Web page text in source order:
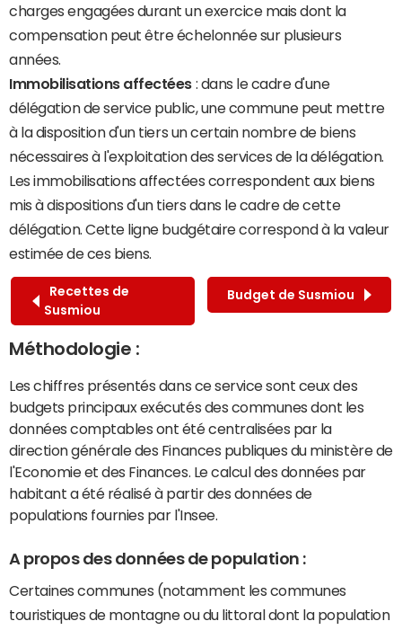
charges engagées durant un exercice mais dont la
compensation peut être échelonnée sur plusieurs
années.
Immobilisations affectées : dans le cadre d'une
délégation de service public, une commune peut mettre
à la disposition d'un tiers un certain nombre de biens
nécessaires à l'exploitation des services de la délégation.
Les immobilisations affectées correspondent aux biens
mis à dispositions d'un tiers dans le cadre de cette
délégation. Cette ligne budgétaire correspond à la valeur
estimée de ces biens.
Recettes de
Susmiou
Budget de Susmiou
Méthodologie :
Les chiffres présentés dans ce service sont ceux des
budgets principaux exécutés des communes dont les
données comptables ont été centralisées par la
direction générale des Finances publiques du ministère de
l'Economie et des Finances. Le calcul des données par
habitant a été réalisé à partir des données de
populations fournies par l'Insee.
A propos des données de population :
Certaines communes (notamment les communes
touristiques de montagne ou du littoral dont la population